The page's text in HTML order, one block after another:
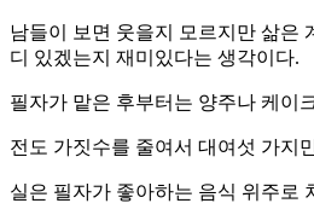
남들이 보면 웃을지 모르지만 삶은
디 있겠는지 재미있다는 생각이다.
필자가 맡은 후부터는 양주나 케이
전도 가짓수를 줄여서 대여섯 가지
실은 필자가 좋아하는 음식 위주로